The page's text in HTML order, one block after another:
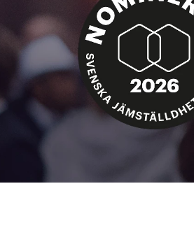
Frankrike
Luxemburg
Schweiz